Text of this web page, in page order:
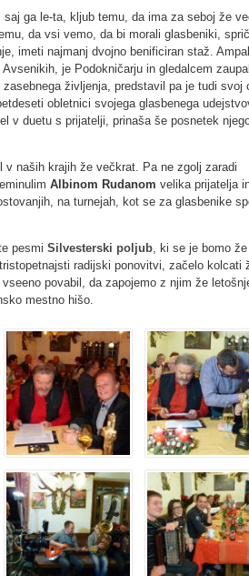
ga le-ta, kljub temu, da ima za seboj že
da vsi vemo, da bi morali glasbeniki,
imeti najmanj dvojno benificiran staž.
je Podokničarju in gledalcem zaupal
življenja, predstavil pa je tudi svoj
obletnici svojega glasbenega
v duetu s prijatelji, prinaša še posnetek
naših krajih že večkrat. Pa ne zgolj zaradi
Albinom Rudanom velika prijatelja
na turnejah, kot se za glasbenike
pesmi Silvesterski poljub, ki se je bomo že
radijski ponovitvi, začelo kolcati
povabil, da zapojemo z njim že
mestno hišo.